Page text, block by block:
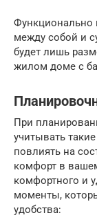
Функционально
между собой и
будет лишь
жилом доме с
При
учитывать
повлиять на
комфорт в
комфортного и
моменты,
удобства: